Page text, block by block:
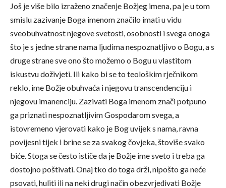
Još je više bilo izraženo značenje Božjeg imena, pa je u tom
smislu zazivanje Boga imenom značilo imati u vidu
sveobuhvatnost njegove svetosti, osobnosti i svega onoga
što je s jedne strane nama ljudima nespoznatljivo o Bogu, a s
druge strane sve ono što možemo o Bogu u vlastitom
iskustvu doživjeti. Ili kako bi se to teološkim rječnikom
reklo, ime Božje obuhvaća i njegovu transcendenciju i
njegovu imanenciju. Zazivati Boga imenom znači potpuno
ga priznati nespoznatljivim Gospodarom svega, a
istovremeno vjerovati kako je Bog uvijek s nama, ravna
povijesni tijek i brine se za svakog čovjeka, štoviše svako
biće. Stoga se često ističe da je Božje ime sveto i treba ga
dostojno poštivati. Onaj tko do toga drži, nipošto ga neće
psovati, huliti ili na neki drugi način obezvrjeđivati Božje